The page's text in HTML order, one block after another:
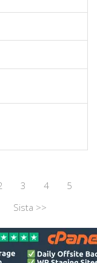
3 4
5
Sista >>